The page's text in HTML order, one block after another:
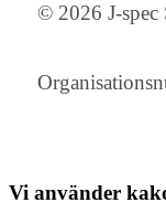
© 2026 J-spec
Vi använder